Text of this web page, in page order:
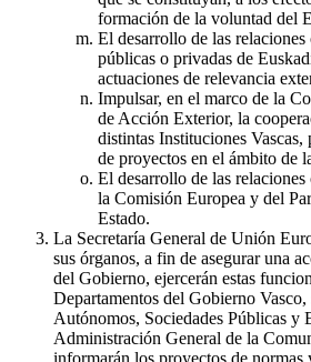
formación de la voluntad del
El desarrollo de las relaciones
públicas o privadas de
actuaciones de relevancia
Impulsar, en el marco de la
de Acción Exterior, la
distintas Instituciones Vascas,
de proyectos en el ámbito de
El desarrollo de las
la Comisión Europea y del
Estado.
La Secretaría General de Unión
sus órganos, a fin de asegurar una
del Gobierno, ejercerán estas
Departamentos del Gobierno Vasco,
Autónomos, Sociedades Públicas y
Administración General de la
informarán los proyectos de normas